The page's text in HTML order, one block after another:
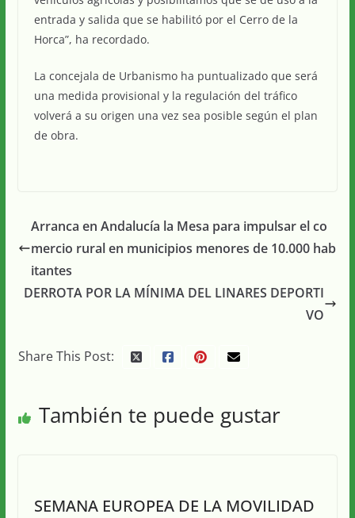
entrada y salida que se habilitó por el Cerro de la
Horca”, ha recordado.
La concejala de Urbanismo ha puntualizado que será
una medida provisional y la regulación del tráfico
volverá a su origen una vez sea posible según el plan
de obra.
Arranca en Andalucía la Mesa para impulsar el co
mercio rural en municipios menores de 10.000 hab
itantes
DERROTA POR LA MÍNIMA DEL LINARES DEPORTI
VO
Share This Post:
También te puede gustar
SEMANA EUROPEA DE LA MOVILIDAD